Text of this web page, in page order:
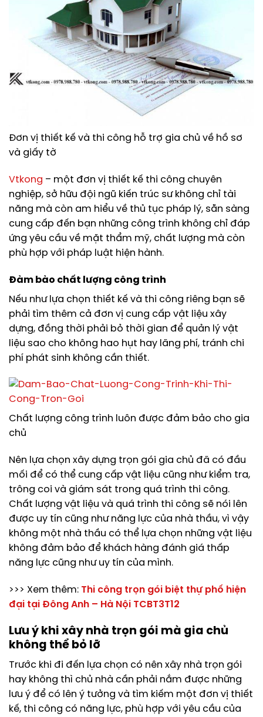
Đơn vị thiết kế và thi công hỗ trợ gia chủ về hồ sơ
và giấy tờ
Vtkong – một đơn vị thiết kế thi công chuyên
nghiệp, sở hữu đội ngũ kiến trúc sư không chỉ tài
năng mà còn am hiểu về thủ tục pháp lý, sẵn sàng
cung cấp đến bạn những công trình không chỉ đáp
ứng yêu cầu về mặt thẩm mỹ, chất lượng mà còn
phù hợp với pháp luật hiện hành.
Đảm bảo chất lượng công trình
Nếu như lựa chọn thiết kế và thi công riêng bạn sẽ
phải tìm thêm cả đơn vị cung cấp vật liệu xây
dựng, đồng thời phải bỏ thời gian để quản lý vật
liệu sao cho không hao hụt hay lãng phí, tránh chi
phí phát sinh không cần thiết.
Chất lượng công trình luôn được đảm bảo cho gia
chủ
Nên lựa chọn xây dựng trọn gói gia chủ đã có đầu
mối để có thể cung cấp vật liệu cũng như kiểm tra,
trông coi và giám sát trong quá trình thi công.
Chất lượng vật liệu và quá trình thi công sẽ nói lên
được uy tín cũng như năng lực của nhà thầu, vì vậy
không một nhà thầu có thể lựa chọn những vật liệu
không đảm bảo để khách hàng đánh giá thấp
năng lực cũng như uy tín của mình.
>>> Xem thêm: Thi công trọn gói biệt thự phố hiện
đại tại Đông Anh – Hà Nội TCBT3T12
Lưu ý khi xây nhà trọn gói mà gia chủ
không thể bỏ lỡ
Trước khi đi đến lựa chọn có nên xây nhà trọn gói
hay không thì chủ nhà cần phải nắm được những
lưu ý để có lên ý tưởng và tìm kiếm một đơn vị thiết
kế, thi công có năng lực, phù hợp với yêu cầu của